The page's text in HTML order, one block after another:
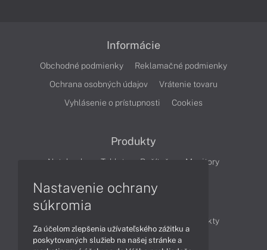
Informácie
Obchodné podmienky
Reklamačné podmienky
Ochrana osobných údajov
Vrátenie tovaru
Vyhlásenie o prístupnosti
Cookies
Produkty
Notebooky Tablety Počítače Monitory
Produkty
Technológie
Videá
Nastavenie ochrany
súkromia
Za účelom zlepšenia užívateľského zážitku a
poskytovaných služieb na našej stránke a